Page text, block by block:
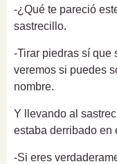
-¿Qué te pareció
sastrecillo.
-Tirar piedras sí que
veremos si puedes
nombre.
Y llevando al
estaba derribado en
-Si eres